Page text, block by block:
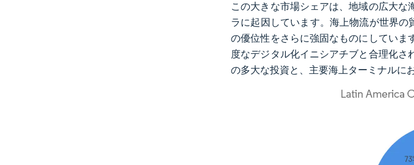
この大きな市場シェアは、地域の広大
ラに起因しています。海上物流が世界の
の優位性をさらに強固なものにしていま
度なデジタル化イニシアチブと合理化
の多大な投資と、主要海上ターミナルに